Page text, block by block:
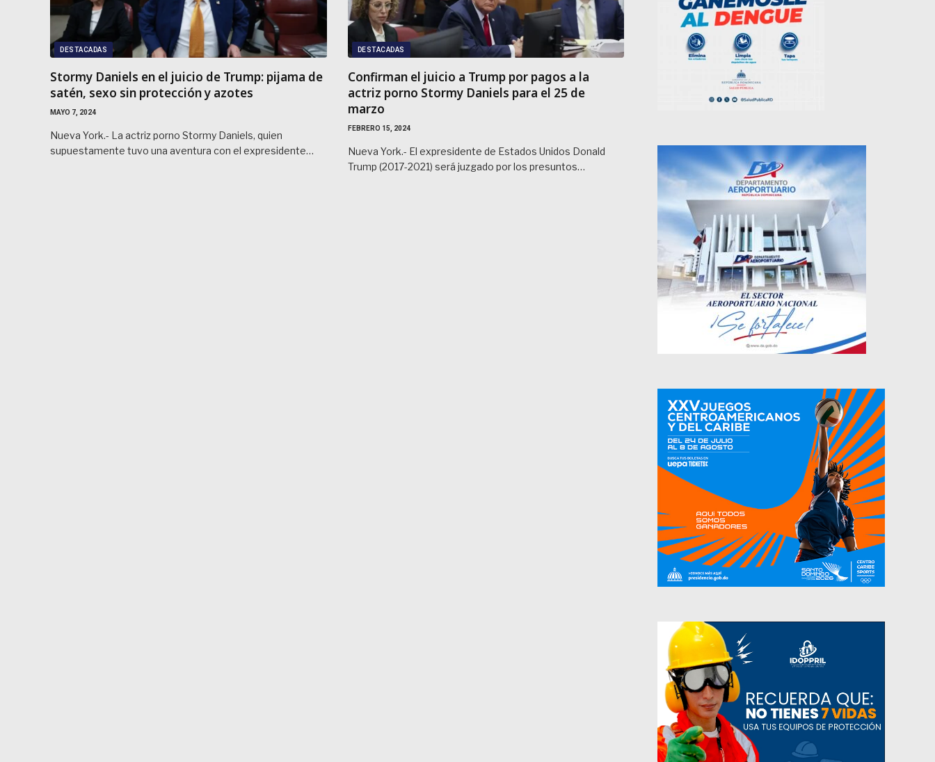
DESTACADAS
Stormy Daniels en el juicio de Trump: pijama de
satén, sexo sin protección y azotes
MAYO 7, 2024
Nueva York.- La actriz porno Stormy Daniels, quien
supuestamente tuvo una aventura con el expresidente…
DESTACADAS
Confirman el juicio a Trump por pagos a la
actriz porno Stormy Daniels para el 25 de
marzo
FEBRERO 15, 2024
Nueva York.- El expresidente de Estados Unidos Donald
Trump (2017-2021) será juzgado por los presuntos…